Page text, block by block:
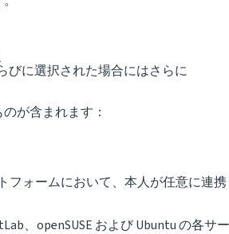
びに選択された場合にはさらに
が含まれます：
ォームにおいて、本人が任意に連
、openSUSE および Ubuntu の各